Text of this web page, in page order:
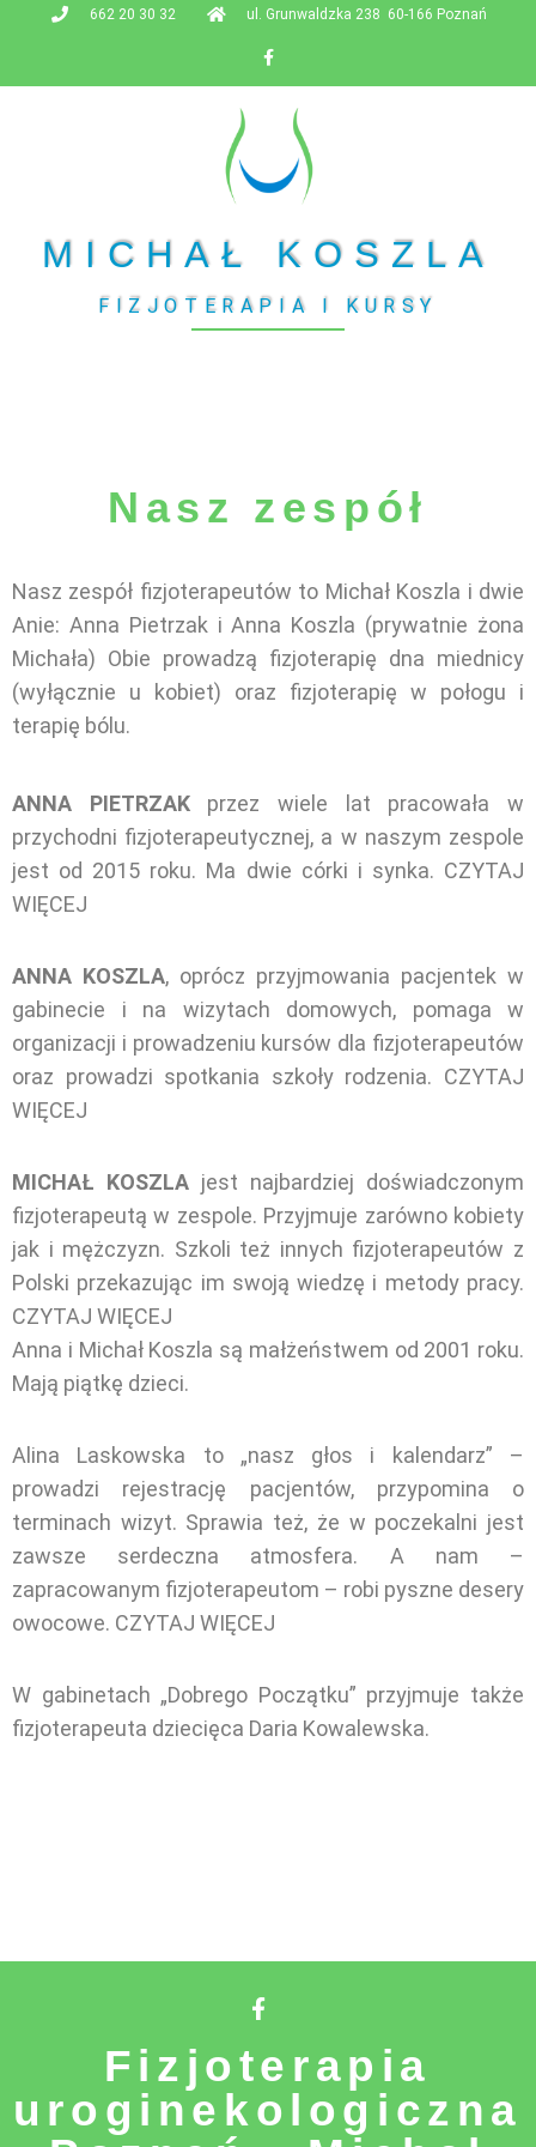
662 20 30 32 ul. Grunwaldzka 238 60-166 Poznań
MICHAŁ KOSZLA
FIZJOTERAPIA I KURSY
Nasz zespół
Nasz zespół fizjoterapeutów to Michał Koszla i dwie
Anie: Anna Pietrzak i Anna Koszla (prywatnie żona
Michała) Obie prowadzą fizjoterapię dna miednicy
(wyłącznie u kobiet) oraz fizjoterapię w połogu i
terapię bólu.
ANNA PIETRZAKprzez wiele lat pracowała w
przychodni fizjoterapeutycznej, a w naszym zespole
jest od 2015 roku. Ma dwie córki i synka. CZYTAJ
WIĘCEJ
ANNA KOSZLA, oprócz przyjmowania pacjentek w
gabinecie i na wizytach domowych, pomaga w
organizacji i prowadzeniu kursów dla fizjoterapeutów
oraz prowadzi spotkania szkoły rodzenia. CZYTAJ
WIĘCEJ
MICHAŁ KOSZLA jest najbardziej doświadczonym
fizjoterapeutą w zespole. Przyjmuje zarówno kobiety
jak i mężczyzn. Szkoli też innych fizjoterapeutów z
Polski przekazując im swoją wiedzę i metody pracy.
CZYTAJ WIĘCEJ
Anna i Michał Koszla są małżeństwem od 2001 roku.
Mają piątkę dzieci.
Alina Laskowska to „nasz głos i kalendarz” –
prowadzi rejestrację pacjentów, przypomina o
terminach wizyt. Sprawia też, że w poczekalni jest
zawsze serdeczna atmosfera. A nam –
zapracowanym fizjoterapeutom – robi pyszne desery
owocowe. CZYTAJ WIĘCEJ
W gabinetach „Dobrego Początku” przyjmuje także
fizjoterapeuta dziecięca Daria Kowalewska.
Fizjoterapia
uroginekologiczna